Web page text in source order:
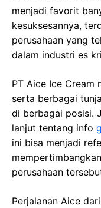
menjadi favorit
kesuksesannya,
perusahaan yang
dalam industri es
PT Aice Ice Cream
serta berbagai
di berbagai posisi.
lanjut tentang info
ini bisa menjadi
perusahaan
Perjalanan Aice